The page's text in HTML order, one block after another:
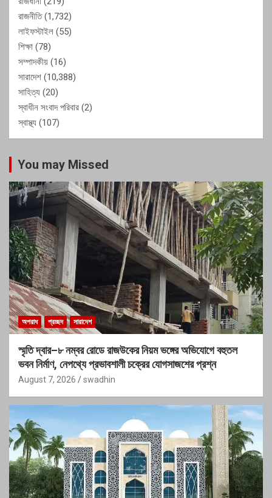
রাজনীতি(1,732)
লাইফস্টাইল (55)
শিক্ষা (78)
সম্পাদকীয় (16)
সারাদেশ (10,388)
সাহিত্য (20)
স্বাধীন সংবাদ পরিবার (2)
স্বাস্থ্য (107)
You may Missed
অপরাধ প্রচ্ছদ সারাদেশ
স্মৃতি দ্বার–৮ নম্বর রোডে রাজউকের নিয়ম ভঙ্গের অভিযোগে বহুতল
ভবন নির্মাণ, নেপথ্যে প্রভাবশালী চক্রের যোগসাজশের প্রশ্ন
August 7, 2026 swadhin